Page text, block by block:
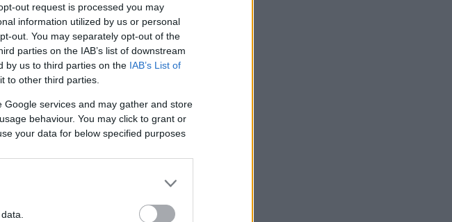
out request is processed you may
information utilized by us or personal
out. You may separately opt-out of the
parties on the IAB’s list of downstream
by us to third parties on the IAB’s List of
to other third parties.
services and may gather and store
behaviour. You may click to grant or
your data for below specified purposes